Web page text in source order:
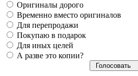
Оригиналы дорого
Временно вместо оригиналов
Для перепродажи
Покупаю в подарок
Для иных целей
А разве это копии?